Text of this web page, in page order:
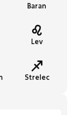
Baran
Lev
Strelec